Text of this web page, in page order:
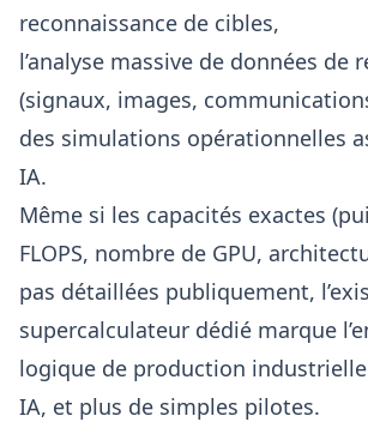
reconnaissance de cibles,
l’analyse massive de données de
(signaux, images,
des simulations opérationnelles
IA.
Même si les capacités exactes
FLOPS, nombre de GPU,
pas détaillées publiquement,
supercalculateur dédié marque
logique de production
IA, et plus de simples pilotes.